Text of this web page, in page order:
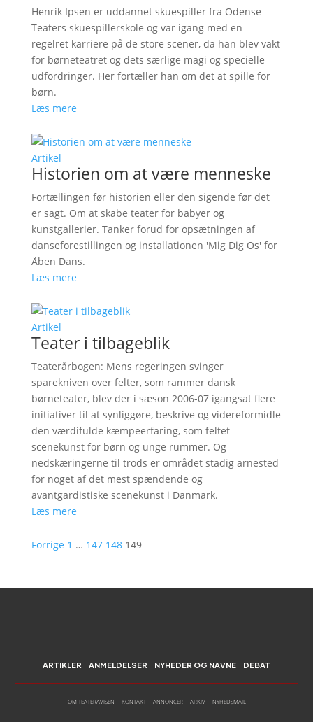
Henrik Ipsen er uddannet skuespiller fra Odense
Teaters skuespillerskole og var igang med en
regelret karriere på de store scener, da han blev vakt
for børneteatret og dets særlige magi og specielle
udfordringer. Her fortæller han om det at spille for
børn.
Læs mere
Artikel
Historien om at være menneske
Fortællingen før historien eller den sigende før det
er sagt. Om at skabe teater for babyer og
kunstgallerier. Tanker forud for opsætningen af
danseforestillingen og installationen 'Mig Dig Os' for
Åben Dans.
Læs mere
Artikel
Teater i tilbageblik
Teaterårbogen: Mens regeringen svinger
sparekniven over felter, som rammer dansk
børneteater, blev der i sæson 2006-07 igangsat flere
initiativer til at synliggøre, beskrive og videreformidle
den værdifulde kæmpeerfaring, som feltet
scenekunst for børn og unge rummer. Og
nedskæringerne til trods er området stadig arnested
for noget af det mest spændende og
avantgardistiske scenekunst i Danmark.
Læs mere
Forrige 1 … 147 148 149
ARTIKLER ANMELDELSER NYHEDER OG NAVNE DEBAT
OM TEATERAVISEN KONTAKT ANNONCER ARKIV NYHEDSMAIL